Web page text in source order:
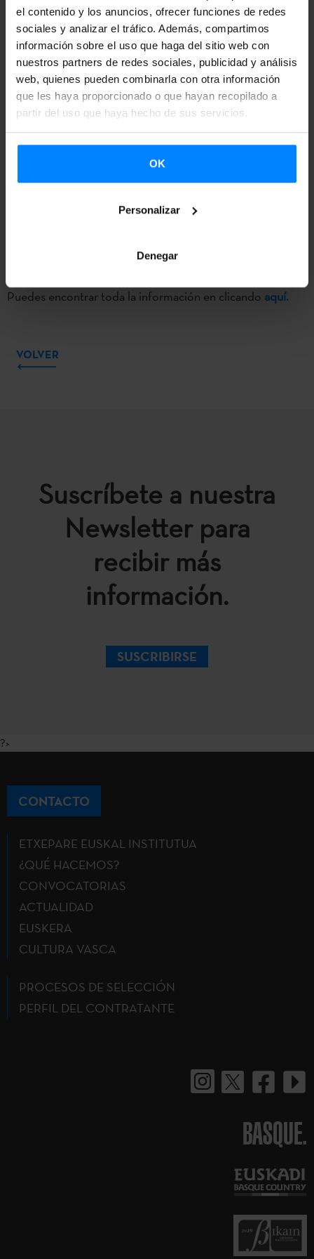
el contenido y los anuncios, ofrecer funciones de redes
sociales y analizar el tráfico. Además, compartimos
información sobre el uso que haga del sitio web con
nuestros partners de redes sociales, publicidad y análisis
web, quienes pueden combinarla con otra información
que les haya proporcionado o que hayan recopilado a
partir del uso que haya hecho de sus servicios.
OK
Personalizar
Denegar
Kutxa Fundazioa convoca los XLI Premios Literarios Kutxa
Ciudad de Irun. Hasta el 30 de julio, escritoresde todo el
mundopodrán presentar sus trabajos, tanto eneuskera
como en castellano .
Como venía siendo habitual, el certamen mantendrá sus
en castellano y se mantendrá la dotación económica a los
trabajos premiados, de 15.000 € para poesía y de 25.000
la edición de los trabajos vencedores.
Puedes encontrar toda la información en clicando aquí.
VOLVER
Suscríbete a nuestra
Newsletter para
recibir más
información.
SUSCRIBIRSE
?>
CONTACTO
ETXEPARE EUSKAL INSTITUTUA
¿QUÉ HACEMOS?
CONVOCATORIAS
ACTUALIDAD
EUSKERA
CULTURA VASCA
PROCESOS DE SELECCIÓN
PERFIL DEL CONTRATANTE
BASQUE.